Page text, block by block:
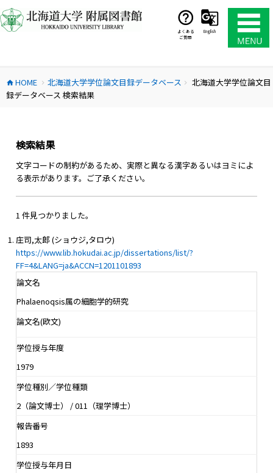
ン
テ
ス
キ
よくある
ご質問
English
home HOME chevron_right 北海道大学学位論文目録データベース chevron_right
北海道大学学位論文目
録データベース 検索結果
検索結果
文字コードの制約があるため、実際と異なる漢字あるいはヨミによ
る表示があります。ご了承ください。
1 件見つかりました。
庄司,太郎 (ショウジ,タロウ)
https://www.lib.hokudai.ac.jp/dissertations/list/?
FF=4&LANG=ja&ACCN=1201101893
論文名
Phalaenoqsis属の細胞学的研究
論文名(欧文)
学位授与年度
1979
学位種別／学位種類
2（論文博士） / 011（理学博士）
報告番号
1893
学位授与年月日